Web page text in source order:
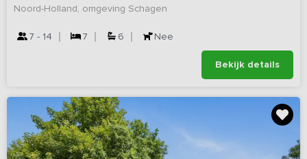
Noord-Holland, omgeving Schagen
7 - 14 7 6 Nee
Bekijk details